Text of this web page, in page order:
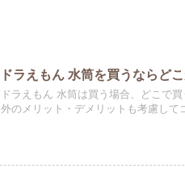
ドラえもん 水筒を買うならど
ドラえもん 水筒は買う場合、どこで
外のメリット・デメリットも考慮して